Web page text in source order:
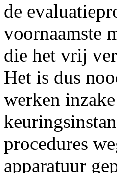
de
voornaamste
die het vrij
Het is dus
werken
procedures
apparatuur